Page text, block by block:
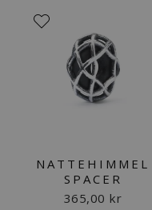
NATTEHIMMEL
SPACER
365,00 kr